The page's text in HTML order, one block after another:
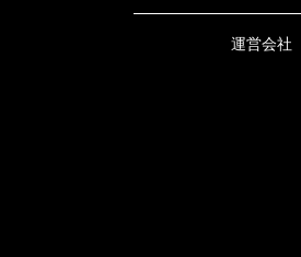
運営会社